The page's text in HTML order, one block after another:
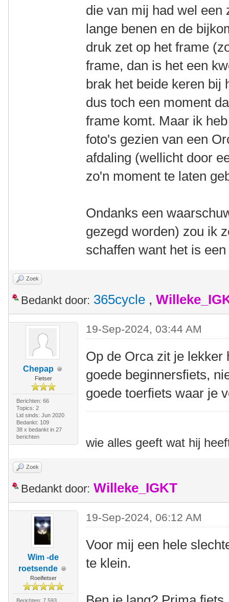
die van mij had wel
lange benen en de
druk zet op het frame
frame, dan is het een
brak het beide keren bij
dus toch een moment
frame komt. Maar ik
foto's gezien van een
afdaling (wellicht door
zo'n moment te laten
Ondanks een
gezegd worden) zou ik
schaffen want het is
Zoek
Bedankt door: 365cycle ,
Chepap
Fietser
Berichten: 66
Topics: 2
Lid sinds: Jun 2020
Bedankt: 109
38 x bedankt in 27
berichten
19-Sep-2024, 03:44 AM
Op de Orca zit je lekker
goede beginnersfiets,
goede toerfiets waar je
wie alles geeft wat hij
Zoek
Bedankt door: Willeke_IGKT
Wim -de
roetsende
Roeifietser
Berichten: 7.593
19-Sep-2024, 06:12 AM
Voor mij een hele
te klein.